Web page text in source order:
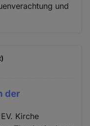
und
der
Kirche